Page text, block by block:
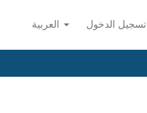
تسجيل الدخول